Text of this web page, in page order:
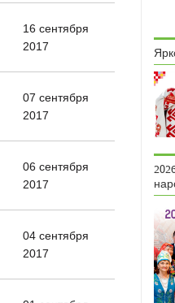
16 сентября
2017
07 сентября
2017
06 сентября
2017
04 сентября
2017